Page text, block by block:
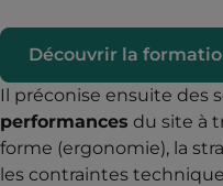
Découvrir la
Il préconise ensuite des
performances du site à
forme (ergonomie), la
les contraintes